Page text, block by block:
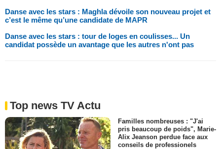
Danse avec les stars : Maghla dévoile son nouveau projet et
c’est le même qu’une candidate de MAPR
Danse avec les stars : tour de loges en coulisses... Un
candidat possède un avantage que les autres n'ont pas
Top news TV Actu
Familles nombreuses : "J'ai
pris beaucoup de poids", Marie-
Alix Jeanson perdue face aux
conseils de professionels